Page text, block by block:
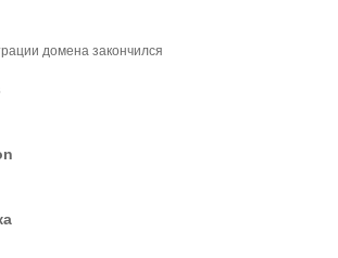
домена закончился